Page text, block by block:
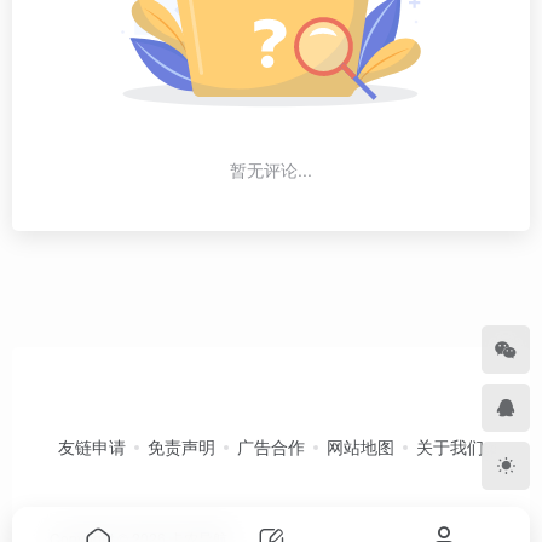
暂无评论...
友链申请 免责声明 广告合作 网站地图 关于我们
Copyright © 2026